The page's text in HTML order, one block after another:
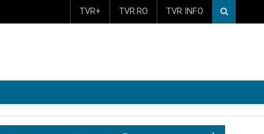
TVR+ TVR.RO TVR INFO